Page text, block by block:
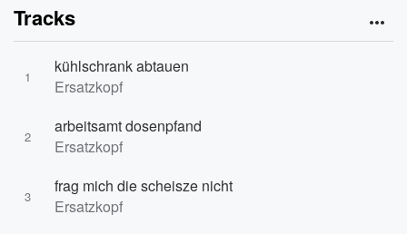
Tracks
1
kühlschrank abtauen
Ersatzkopf
2
arbeitsamt dosenpfand
Ersatzkopf
3
frag mich die scheisze nicht
Ersatzkopf